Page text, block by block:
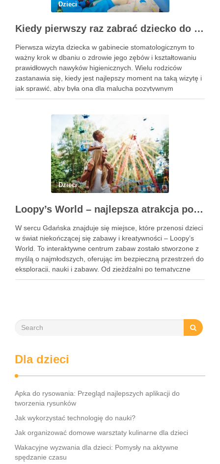
Dzieci
Kiedy pierwszy raz zabrać dziecko do dentysty? Wskazówki dla rodziców
Pierwsza wizyta dziecka w gabinecie stomatologicznym to
ważny krok w dbaniu o zdrowie jego zębów i kształtowaniu
prawidłowych nawyków higienicznych. Wielu rodziców
zastanawia się, kiedy jest najlepszy moment na taką wizytę i
jak sprawić, aby była ona dla malucha pozytywnym
doświadczeniem. Na te pytania odpowiada doświadczony
Dzieci
Loopy’s World – najlepsza atrakcja pod dachem dla dzieci w Gdańsku
W sercu Gdańska znajduje się miejsce, które przenosi dzieci
w świat niekończącej się zabawy i kreatywności – Loopy’s
World. To interaktywne centrum zabaw zostało stworzone z
myślą o najmłodszych, oferując im bezpieczną przestrzeń do
eksploracji, nauki i zabawy. Od zjeżdżalni po tematyczne
strefy, Loopy’s World zaspokaja różnorodne potrzeby dzieci,
Dla dzieci
Apka do rysowania: Przegląd najlepszych aplikacji do
tworzenia rysunków
Jak wykorzystać technologię do nauki?
Jak organizować domowe warsztaty kulinarne dla dzieci
Wakacyjne wyzwania dla dzieci: Pomysły na aktywne
spędzanie czasu